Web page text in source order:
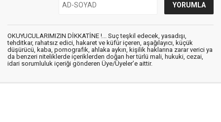
OKUYUCULARIMIZIN DİKKATİNE !... Suç teşkil edecek, yasadışı,
tehditkar, rahatsız edici, hakaret ve küfür içeren, aşağılayıcı, küçük
düşürücü, kaba, pornografik, ahlaka aykırı, kişilik haklarına zarar verici ya
da benzeri niteliklerde içeriklerden doğan her türlü mali, hukuki, cezai,
idari sorumluluk içeriği gönderen Üye/Üyeler’e aittir.